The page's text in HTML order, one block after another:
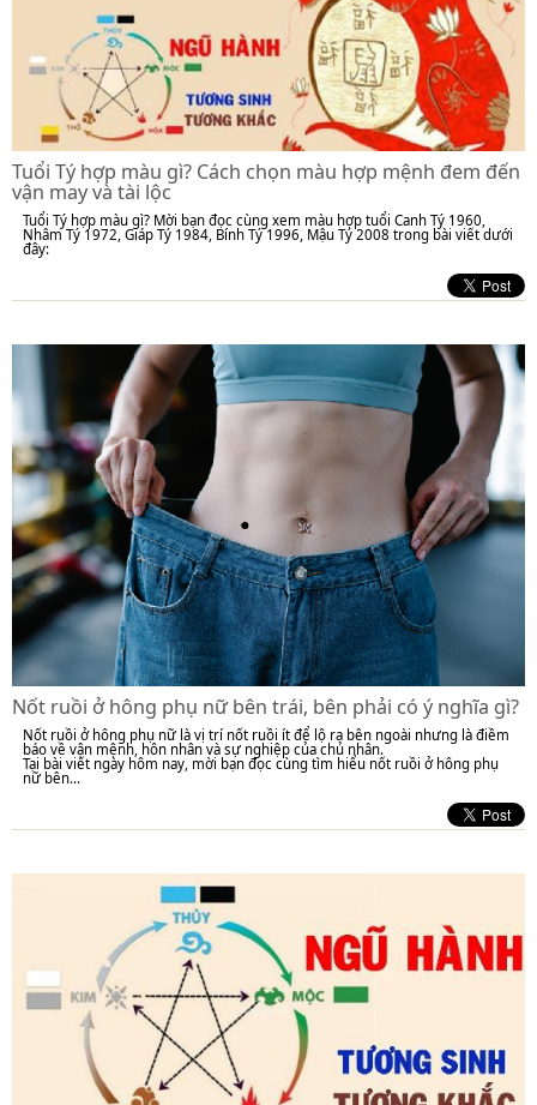
Tuổi Tý hợp màu gì? Cách chọn màu hợp mệnh đem đến
vận may và tài lộc
Tuổi Tý hợp màu gì? Mời bạn đọc cùng xem màu hợp tuổi Canh Tý 1960,
Nhâm Tý 1972, Giáp Tý 1984, Bính Tý 1996, Mậu Tý 2008 trong bài viết dưới
đây:
Nốt ruồi ở hông phụ nữ bên trái, bên phải có ý nghĩa gì?
Nốt ruồi ở hông phụ nữ là vị trí nốt ruồi ít để lộ ra bên ngoài nhưng là điềm
báo về vận mệnh, hôn nhân và sự nghiệp của chủ nhân.
Tại bài viết ngày hôm nay, mời bạn đọc cùng tìm hiểu nốt ruồi ở hông phụ
nữ bên...